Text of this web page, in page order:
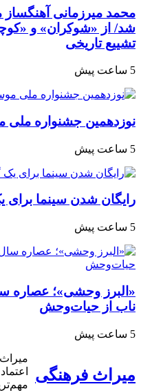
شد/ از «شوکران» و
تشییع تاریخی
5 ساعت پیش
نوزدهمین جشنواره ملی
5 ساعت پیش
رایگان شدن سینما
5 ساعت پیش
«البرز وحشی»؛ عصاره
ناب از حیات‌وحش
5 ساعت پیش
میراث فرهنگی